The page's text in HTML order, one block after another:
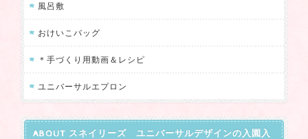
風呂敷
おけいこバッグ
＊手づくり用動画＆レシピ
ユニバーサルエプロン
ABOUT スネイリーズ ユニバーサルデザインの入園入